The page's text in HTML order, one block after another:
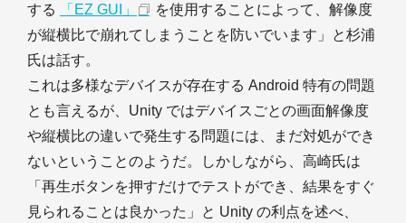
する
「EZ GUI」
を使用することによって、解像度
が縦横比で崩れてしまうことを防いでいます」と杉浦
氏は話す。
これは多様なデバイスが存在する Android 特有の問題
とも言えるが、Unity ではデバイスごとの画面解像度
や縦横比の違いで発生する問題には、まだ対処ができ
ないということのようだ。しかしながら、高崎氏は
「再生ボタンを押すだけでテストができ、結果をすぐ
見られることは良かった」と Unity の利点を述べ、